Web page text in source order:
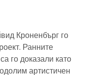
Кроненбърг го
Ранните
го доказали като
артистичен